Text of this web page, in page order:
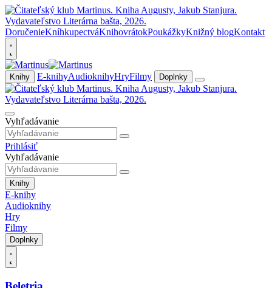
DoručenieKníhkupectváKnihovrátokPoukážkyKnižný blogKontakt
Knihy E-knihyAudioknihyHryFilmy Doplnky
Vyhľadávanie
Prihlásiť
Vyhľadávanie
Knihy
E-knihy
Audioknihy
Hry
Filmy
Doplnky